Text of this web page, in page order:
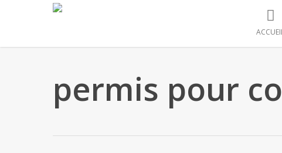
permis pour